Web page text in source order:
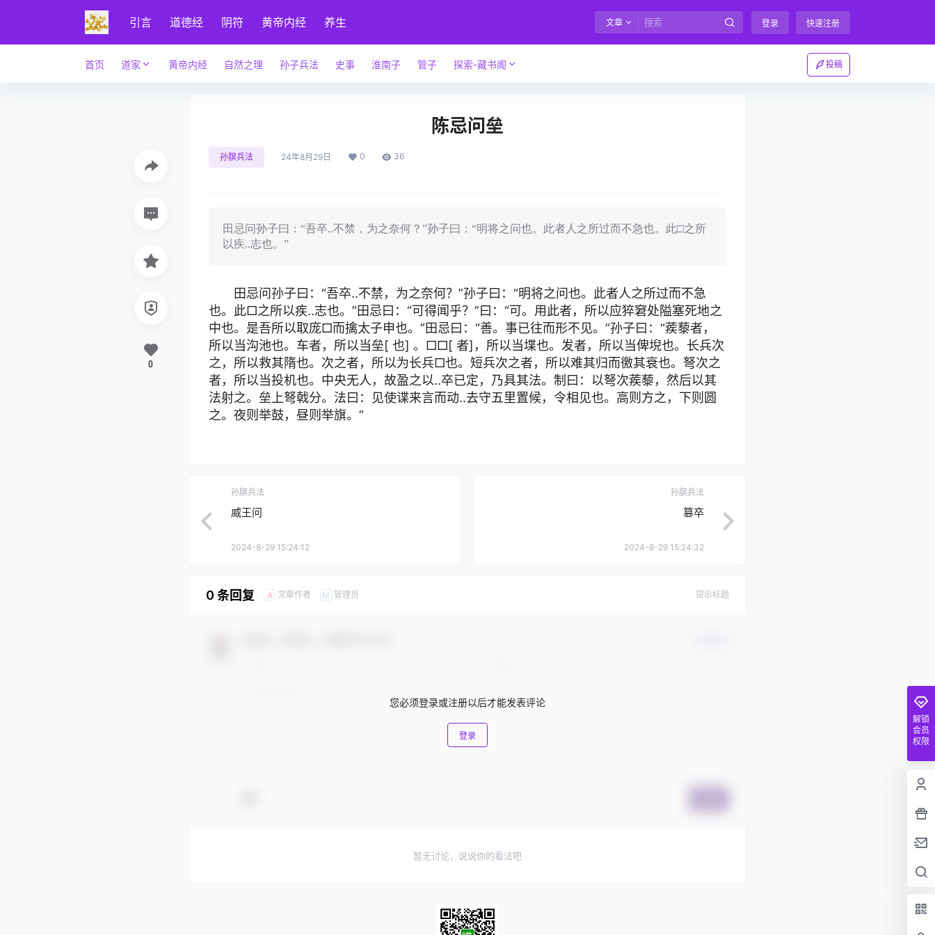
引言 道德经 阴符 黄帝内经 养生 文章 登录 快速注册
首页 道家 黄帝内经 自然之理 孙子兵法 史事 淮南子 管子 探索-藏书阁 投稿
陈忌问垒
孙膑兵法 24年8月29日 0 36
田忌问孙子曰：“吾卒..不禁，为之奈何？”孙子曰：“明将之问也。此者人之所过而不急也。此□之所
以疾..志也。”
田忌问孙子曰：“吾卒..不禁，为之奈何？”孙子曰：“明将之问也。此者人之所过而不急
也。此□之所以疾..志也。”田忌曰：“可得闻乎？”曰：“可。用此者，所以应猝窘处隘塞死地之
中也。是吾所以取庞□而擒太子申也。”田忌曰：“善。事已往而形不见。”孙子曰：“蒺藜者，
所以当沟池也。车者，所以当垒[ 也] 。□□[ 者]，所以当堞也。发者，所以当俾堄也。长兵次
之，所以救其隋也。次之者，所以为长兵□也。短兵次之者，所以难其归而徼其衰也。弩次之
者，所以当投机也。中央无人，故盈之以..卒已定，乃具其法。制曰：以弩次蒺藜，然后以其
法射之。垒上弩戟分。法曰：见使谍来言而动..去守五里置候，令相见也。高则方之，下则圆
之。夜则举鼓，昼则举旗。”
0
孙膑兵法
威王问
2024-8-29 15:24:12
孙膑兵法
篡卒
2024-8-29 15:24:32
0 条回复 A 文章作者 M 管理员 提示标题
您必须登录或注册以后才能发表评论
登录
暂无讨论，说说你的看法吧
解锁
会员
权限